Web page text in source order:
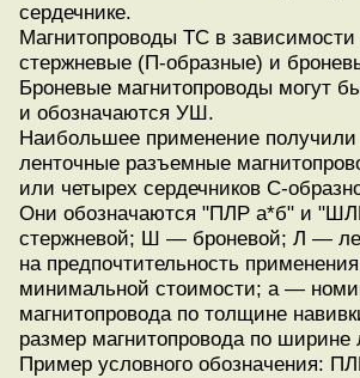
сердечнике.
Магнитопроводы ТС в зависимости
стержневые (П-образные) и
Броневые магнитопроводы могут
и обозначаются УШ.
Наибольшее применение
ленточные разъемные
или четырех сердечников С-
Они обозначаются "ПЛР а*б" и
стержневой; Ш — броневой; Л —
на предпочтительность
минимальной стоимости; а —
магнитопровода по толщине
размер магнитопровода по ширине
Пример условного обозначения: